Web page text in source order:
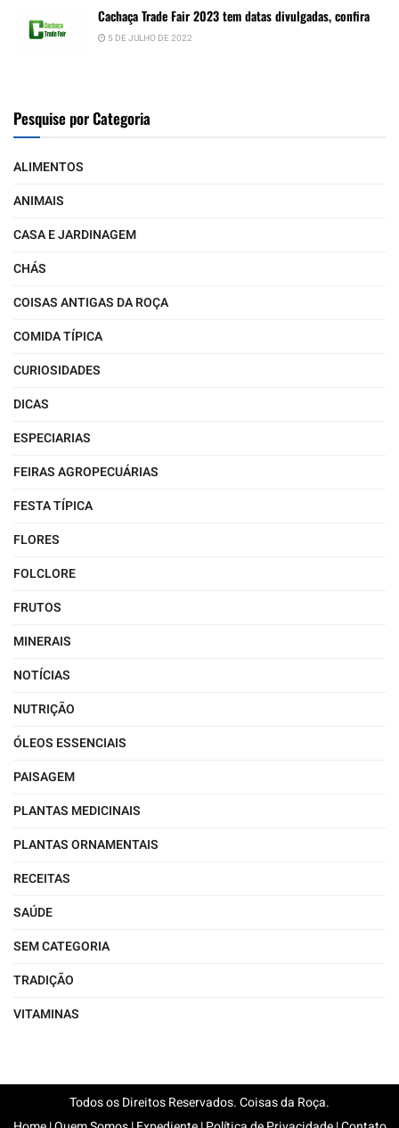
Cachaça Trade Fair 2023 tem datas divulgadas, confira
5 DE JULHO DE 2022
Pesquise por Categoria
ALIMENTOS
ANIMAIS
CASA E JARDINAGEM
CHÁS
COISAS ANTIGAS DA ROÇA
COMIDA TÍPICA
CURIOSIDADES
DICAS
ESPECIARIAS
FEIRAS AGROPECUÁRIAS
FESTA TÍPICA
FLORES
FOLCLORE
FRUTOS
MINERAIS
NOTÍCIAS
NUTRIÇÃO
ÓLEOS ESSENCIAIS
PAISAGEM
PLANTAS MEDICINAIS
PLANTAS ORNAMENTAIS
RECEITAS
SAÚDE
SEM CATEGORIA
TRADIÇÃO
VITAMINAS
Todos os Direitos Reservados. Coisas da Roça.